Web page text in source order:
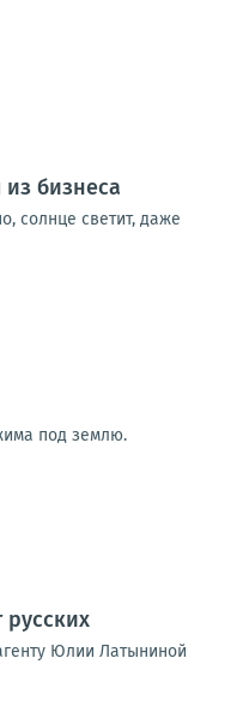
бизнеса
солнце светит, даже
под землю.
Юлии Латыниной